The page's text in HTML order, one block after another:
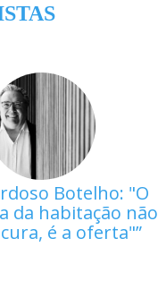
Botelho: "O
da habitação não
é a oferta"